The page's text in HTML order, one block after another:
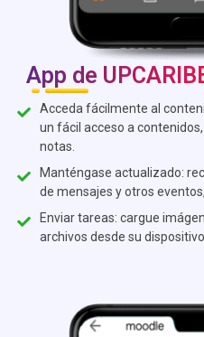
App de
Acceda fácilmente al
un fácil acceso a
notas.
Manténgase actualizado:
de mensajes y otros
Enviar tareas: cargue
archivos desde su dispositivo